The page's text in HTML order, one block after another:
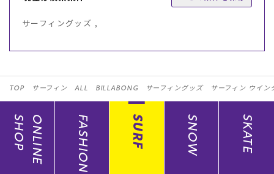
サーフィングッズ ,
TOP サーフィン ALL BILLABONG サーフィングッズ サーフィン ウイン
ONLINE
SHOP FASHION SURF SNOW SKATE